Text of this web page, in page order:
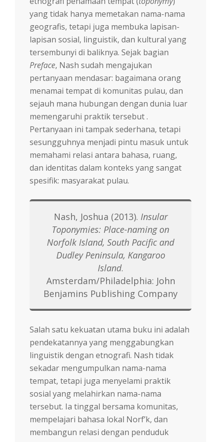
yang tidak hanya memetakan nama-nama
geografis, tetapi juga membuka lapisan-
lapisan sosial, linguistik, dan kultural yang
tersembunyi di baliknya. Sejak bagian
Preface, Nash sudah mengajukan
pertanyaan mendasar: bagaimana orang
menamai tempat di komunitas pulau, dan
sejauh mana hubungan dengan dunia luar
memengaruhi praktik tersebut .
Pertanyaan ini tampak sederhana, tetapi
sesungguhnya menjadi pintu masuk untuk
memahami relasi antara bahasa, ruang,
dan identitas dalam konteks yang sangat
spesifik: masyarakat pulau.
Nash, Joshua (2013). Insular
Toponymies: Place-naming on
Norfolk Island, South Pacific and
Dudley Peninsula, Kangaroo
Island.
Amsterdam/Philadelphia: John
Benjamins Publishing Company
Salah satu kekuatan utama buku ini adalah
pendekatannya yang menggabungkan
linguistik dengan etnografi. Nash tidak
sekadar mengumpulkan nama-nama
tempat, tetapi juga menyelami praktik
sosial yang melahirkan nama-nama
tersebut. Ia tinggal bersama komunitas,
mempelajari bahasa lokal Norf’k, dan
membangun relasi dengan penduduk